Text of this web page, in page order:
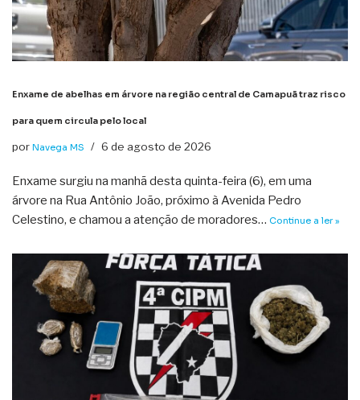
Enxame de abelhas em árvore na região central de Camapuã traz risco
para quem circula pelo local
por Navega MS 6 de agosto de 2026
Enxame surgiu na manhã desta quinta-feira (6), em uma
árvore na Rua Antônio João, próximo à Avenida Pedro
Celestino, e chamou a atenção de moradores… Continue a ler »